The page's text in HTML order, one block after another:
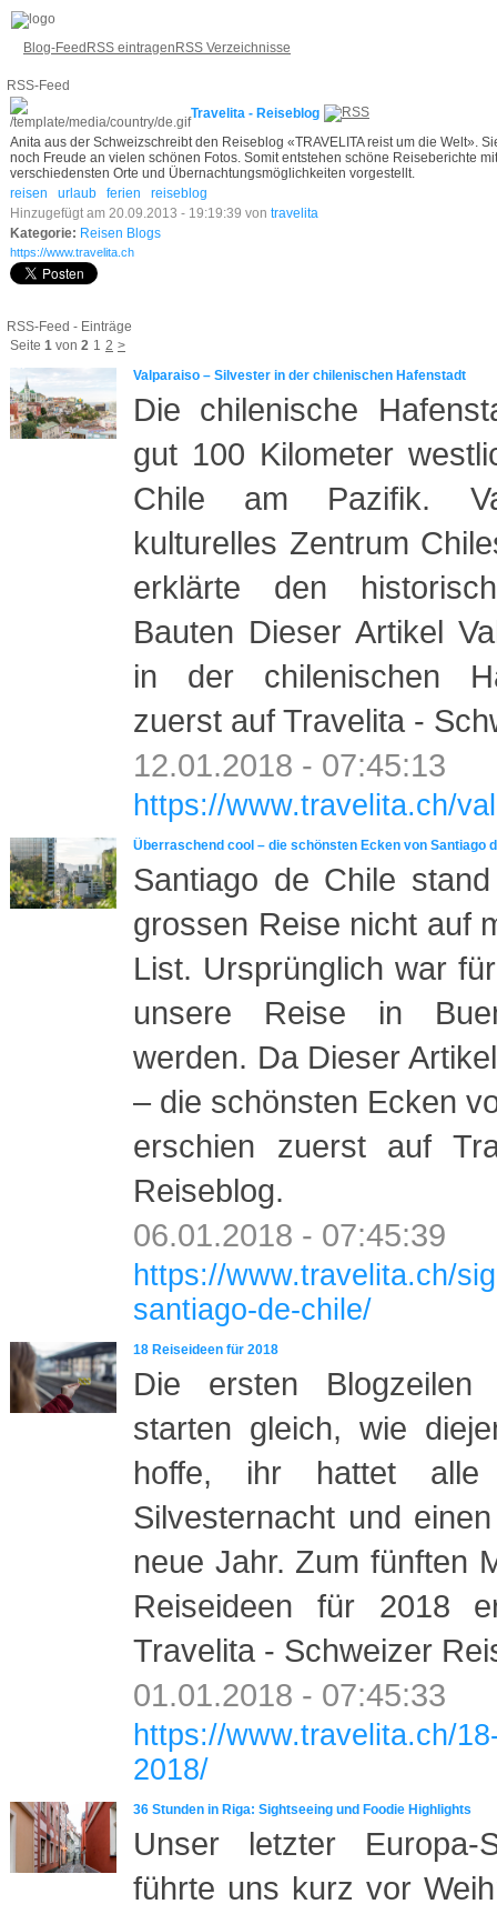
Blog-Feed RSS eintragen RSS Verzeichnisse
RSS-Feed
Travelita - Reiseblog
Anita aus der Schweizschreibt den Reiseblog «TRAVELITA reist um die Welt».
noch Freude an vielen schönen Fotos. Somit entstehen schöne Reiseberichte
verschiedensten Orte und Übernachtungsmöglichkeiten vorgestellt.
reisen
urlaub ferien
reiseblog
Hinzugefügt am 20.09.2013 - 19:19:39 von travelita
Kategorie: Reisen Blogs
https://www.travelita.ch
RSS-Feed - Einträge
Seite 1 von 2 1 2 >
Valparaiso – Silvester in der chilenischen Hafenstadt
Die chilenische
gut 100 Kilometer
Chile am Pazifik.
kulturelles Zentrum
erklärte den
Bauten Dieser Artikel
in der chilenischen
zuerst auf Travelita -
12.01.2018 - 07:45:13
https://www.travelita.ch/
Überraschend cool – die schönsten Ecken von Santiago
Santiago de Chile
grossen Reise nicht auf
List. Ursprünglich war
unsere Reise in
werden. Da Dieser
– die schönsten Ecken
erschien zuerst auf
Reiseblog.
06.01.2018 - 07:45:39
https://www.travelita.ch/
santiago-de-chile/
18 Reiseideen für 2018
Die ersten
starten gleich, wie
hoffe, ihr hattet alle
Silvesternacht und
neue Jahr. Zum fünften
Reiseideen für 2018
Travelita - Schweizer
01.01.2018 - 07:45:33
https://www.travelita.ch/
2018/
36 Stunden in Riga: Sightseeing und Foodie Highlights
Unser letzter Europa-
führte uns kurz vor